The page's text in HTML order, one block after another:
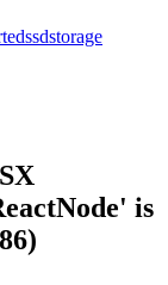
ssdstorage
is